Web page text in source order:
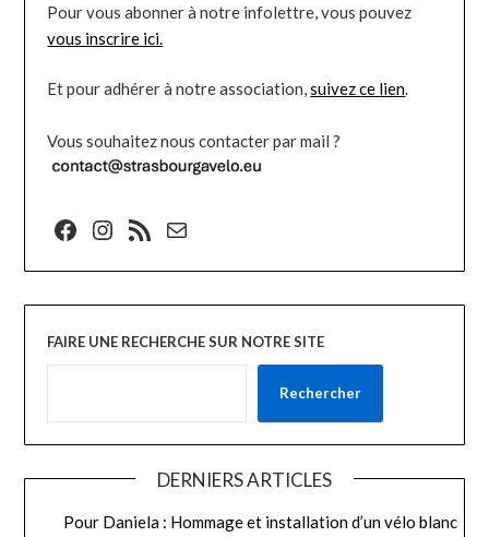
Pour vous abonner à notre infolettre, vous pouvez
vous inscrire ici.
Et pour adhérer à notre association,suivez ce lien.
Vous souhaitez nous contacter par mail ?
Facebook
Instagram
Flux RSSE-mail
FAIRE UNE RECHERCHE SUR NOTRE SITE
Rechercher
DERNIERS ARTICLES
Pour Daniela : Hommage et installation d’un vélo blanc